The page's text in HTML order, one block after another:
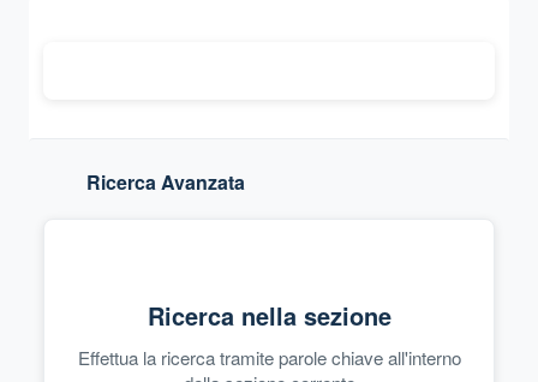
Ricerca Avanzata
Ricerca nella sezione
Effettua la ricerca tramite parole chiave all'interno